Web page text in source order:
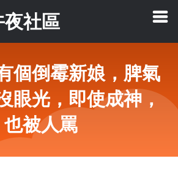
社區
個倒霉新娘，脾氣
眼光，即使成神，
也被人罵